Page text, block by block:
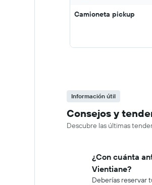
Camioneta pickup
Información útil
Consejos y
Descubre las últimas
¿Con cuánta
Vientiane?
Deberías reservar